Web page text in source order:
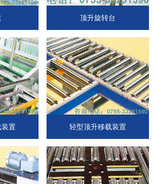
顶升旋转台
装置 轻型顶升移载装置